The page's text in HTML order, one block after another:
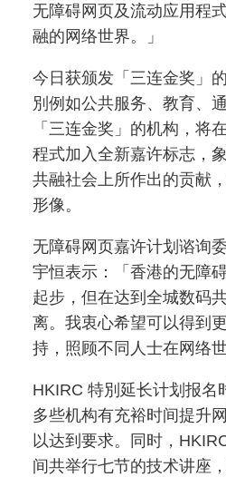
无障碍网页及流动应用程
融的网络世界。」
今日获颁发「三连金奖」
別例如公共服务、教育、
「三连金奖」的机构，将
程式加入全新嘉许标志，
共融社会上所作出的贡献
形像。
无障碍网页嘉许计划谘询
宇恒表示：「香港的无障
起步，但在达到全城数码
离。我衷心希望可以得到
持，照顾不同人士在网络
HKIRC 特別延长计划报名
多些机构有充裕时间提升
以达到要求。同时，
间共举行七节的技术讲座